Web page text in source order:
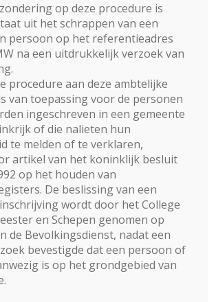
op deze procedure is
uit het schrappen van een
persoon op het referentieadres
na een uitdrukkelijk verzoek van
procedure aan deze ambtelijke
van toepassing voor de personen
ingeschreven in een gemeente
of die nalieten hun
te melden of te verklaren,
artikel van het koninklijk besluit
op het houden van
De beslissing van een
wordt door het College
en Schepen genomen op
de Bevolkingsdienst, nadat een
bevestigde dat een persoon of
is op het grondgebied van